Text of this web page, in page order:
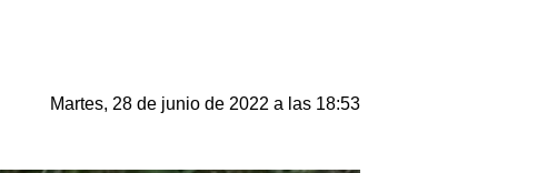
Martes, 28 de junio de 2022 a las 18:53